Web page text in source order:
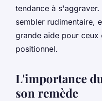
tendance à
sembler rudimentaire,
grande aide pour
positionnel.
L'importance
son remède